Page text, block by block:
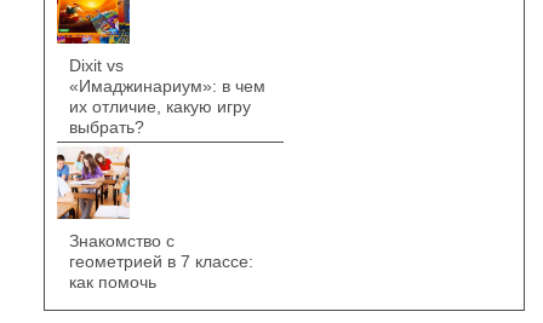
Dixit vs
«Имаджинариум»: в чем
их отличие, какую игру
выбрать?
Знакомство с
геометрией в 7 классе:
как помочь